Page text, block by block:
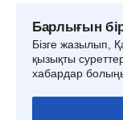
Барлығын
Бізге жазылып,
қызықты
хабардар